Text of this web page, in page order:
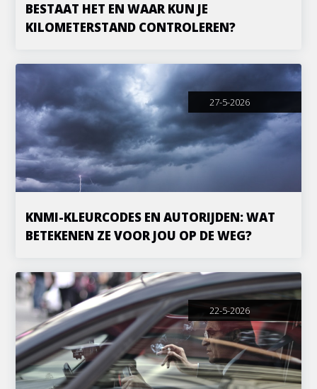
BESTAAT HET EN WAAR KUN JE
KILOMETERSTAND CONTROLEREN?
27-5-2026
KNMI-KLEURCODES EN AUTORIJDEN: WAT
BETEKENEN ZE VOOR JOU OP DE WEG?
22-5-2026